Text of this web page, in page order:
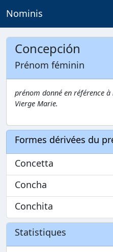
Nominis
Concepción
Prénom féminin
prénom donné en référence
Vierge Marie.
Formes dérivées du
Concetta
Concha
Conchita
Statistiques